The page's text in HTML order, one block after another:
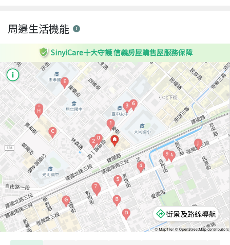
周邊生活機能
SinyiCare十大守護 信義房屋購售屋服務保障
街景及路線導航